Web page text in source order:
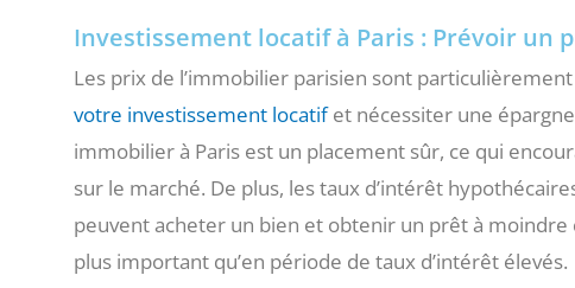
Investissement locatif à Paris : Prévoir un
Les prix de l’immobilier parisien sont
votre investissement locatifet nécessiter une épargne
immobilier à Paris est un placement sûr, ce qui
sur le marché. De plus, les taux d’intérêt
peuvent acheter un bien et obtenir un prêt à
plus important qu’en période de taux d’intérêt élevés.